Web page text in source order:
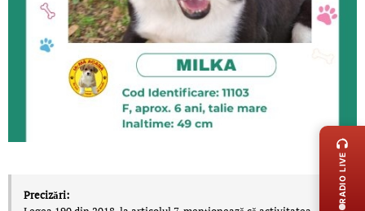
Precizări:
RADIO LIVE